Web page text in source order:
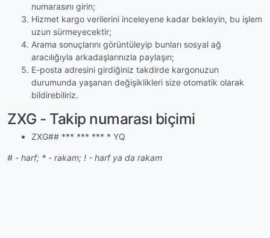
numarasını girin;
Hizmet kargo verilerini inceleyene kadar bekleyin, bu işlem
uzun sürmeyecektir;
Arama sonuçlarını görüntüleyip bunları sosyal ağ
aracılığıyla arkadaşlarınızla paylaşın;
E-posta adresini girdiğiniz takdirde kargonuzun
durumunda yaşanan değişiklikleri size otomatik olarak
bildirebiliriz.
ZXG - Takip numarası biçimi
ZXG## *** *** *** * YQ
# - harf; * - rakam; ! - harf ya da rakam